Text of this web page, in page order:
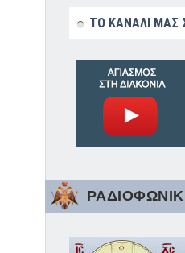
ΤΟ ΚΑΝΑΛΙ ΜΑΣ